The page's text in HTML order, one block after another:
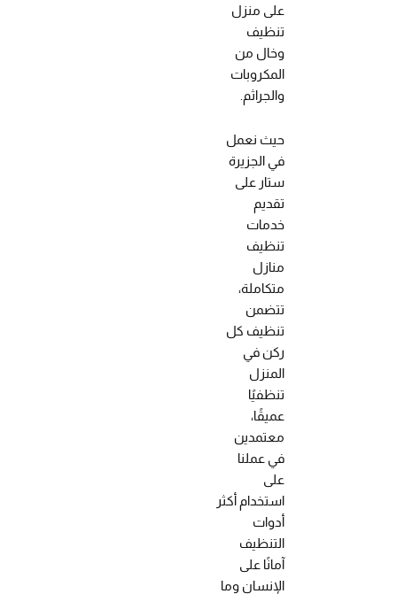
على منزل
تنظيف
وخال من
المكروبات
والجراثم.
حيث نعمل
في الجزيرة
ستار على
تقديم
خدمات
تنظيف
منازل
متكاملة،
تتضمن
تنظيف كل
ركن في
المنزل
تنظفيًا
عميقًا،
معتمدين
في عملنا
على
استخدام أكثر
أدوات
التنظيف
آمانًا على
الإنسان وما